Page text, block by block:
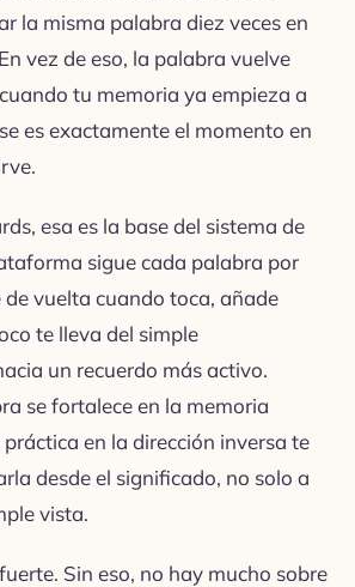
la misma palabra diez veces en
vez de eso, la palabra vuelve
tu memoria ya empieza a
es exactamente el momento en
esa es la base del sistema de
sigue cada palabra por
vuelta cuando toca, añade
te lleva del simple
un recuerdo más activo.
se fortalece en la memoria
en la dirección inversa te
desde el significado, no solo a
vista.
Sin eso, no hay mucho sobre